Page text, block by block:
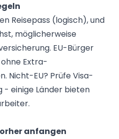
Reisepass (logisch), und
möglicherweise
EU-Bürger
Extra-
Nicht-EU? Prüfe Visa-
- einige Länder bieten
anfangen